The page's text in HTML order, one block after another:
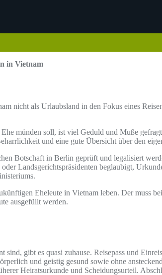
in Vietnam
nicht als Urlaubsland in den Fokus eines
münden soll, ist viel Geduld und Muße
und eine gute Übersicht über den
Botschaft in Berlin geprüft und legalisiert
Landsgerichtspräsidenten beglaubigt,
Eheleute in Vietnam leben. Der muss
ausgefüllt werden.
gibt es quasi zuhause. Reisepass und
und geistig gesund sowie ohne
Heiratsurkunde und Scheidungsurteil.